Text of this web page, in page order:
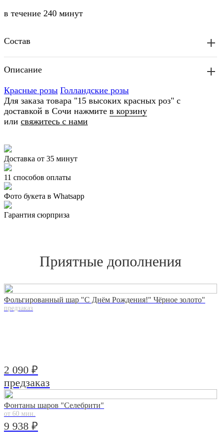
в течение 240 минут
Состав
Описание
Красные розы Голландские розы
Для заказа товара "15 высоких красных роз" с
доставкой в Сочи нажмите в корзину
или свяжитесь с нами
Доставка от 35 минут
11 способов оплаты
Фото букета в Whatsapp
Гарантия сюрприза
Приятные дополнения
Фольгированный шар "С Днём Рождения!" Чёрное золото"
предзаказ
2 090 ₽
предзаказ
Фонтаны шаров "Селебрити"
от 60 мин.
9 938 ₽